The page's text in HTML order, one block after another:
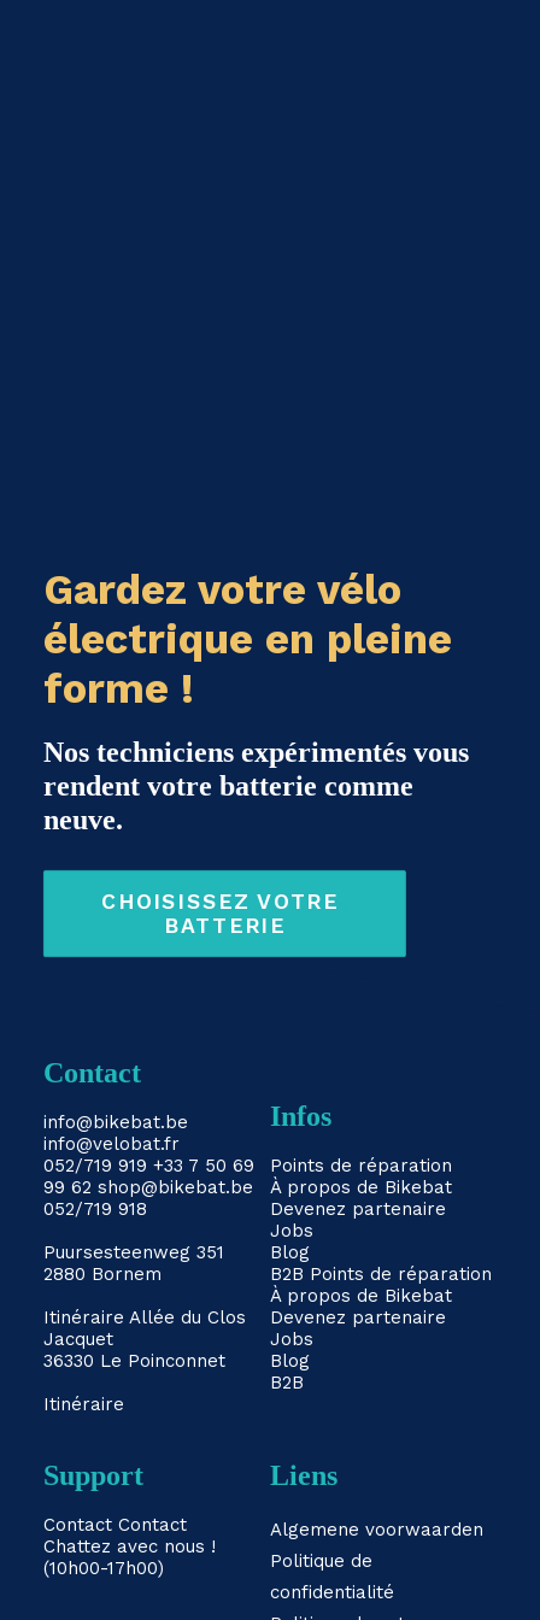
Gardez votre vélo
électrique en pleine
forme !
Nos techniciens expérimentés vous
rendent votre batterie comme
neuve.
CHOISISSEZ VOTRE
BATTERIE
Contact
info@bikebat.be
info@velobat.fr
052/719 919 +33 7 50 69
99 62 shop@bikebat.be
052/719 918
Puursesteenweg 351
2880 Bornem
Itinéraire Allée du Clos
Jacquet
36330 Le Poinconnet
Itinéraire
Infos
Points de réparation
À propos de Bikebat
Devenez partenaire
Jobs
Blog
B2B Points de réparation
À propos de Bikebat
Devenez partenaire
Jobs
Blog
B2B
Support
Contact Contact
Chattez avec nous !
(10h00-17h00)
Liens
Algemene voorwaarden
Politique de
confidentialité